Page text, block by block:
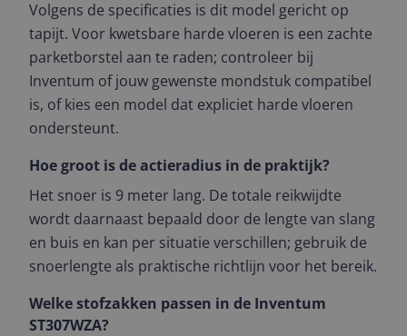
Volgens de specificaties is dit model gericht op
tapijt. Voor kwetsbare harde vloeren is een zachte
parketborstel aan te raden; controleer bij
Inventum of jouw gewenste mondstuk compatibel
is, of kies een model dat expliciet harde vloeren
ondersteunt.
Hoe groot is de actieradius in de praktijk?
Het snoer is 9 meter lang. De totale reikwijdte
wordt daarnaast bepaald door de lengte van slang
en buis en kan per situatie verschillen; gebruik de
snoerlengte als praktische richtlijn voor het bereik.
Welke stofzakken passen in de Inventum
ST307WZA?